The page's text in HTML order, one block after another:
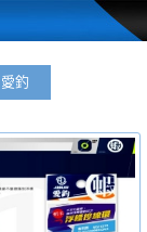
愛釣